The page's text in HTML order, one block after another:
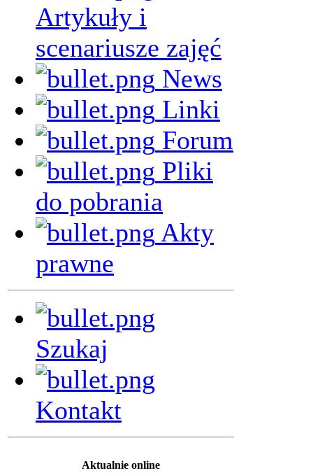
Artykuły i
scenariusze zajęć
News
Linki
Forum
Pliki
do pobrania
Akty
prawne
Szukaj
Kontakt
Aktualnie online